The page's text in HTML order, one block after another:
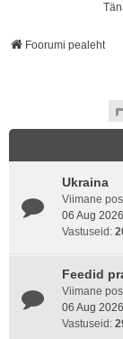
Foorumi pealeht
Ukraina
Viimane
06 Aug 2026
Vastuseid:
Feedid
Viimane
06 Aug 2026
Vastuseid: